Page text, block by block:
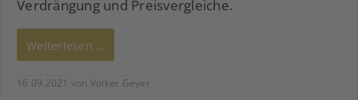
Verdrängung und Preisvergleiche.
Weiterlesen …
16.09.2021 von Volker Geyer